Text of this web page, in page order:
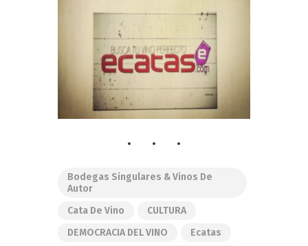
Bodegas Singulares & Vinos De
Autor
Cata De Vino
CULTURA
DEMOCRACIA DEL VINO
Ecatas